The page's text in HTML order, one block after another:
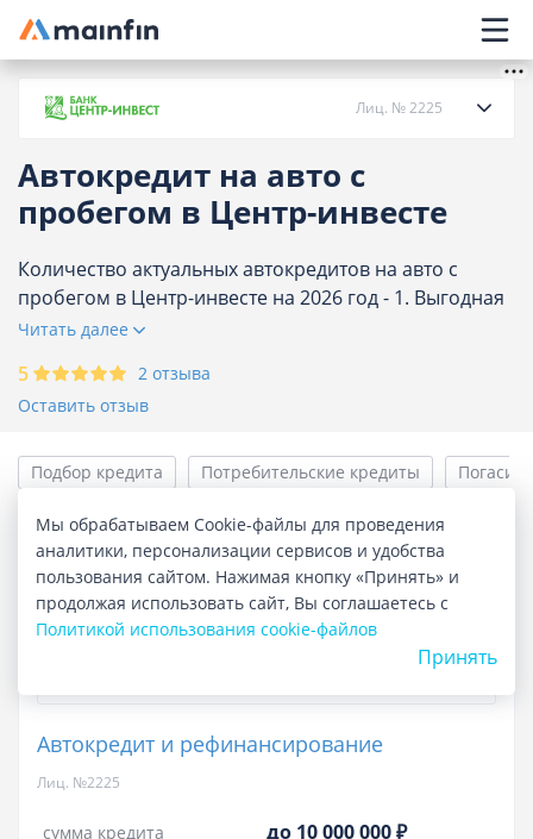
Главное меню
Автокредит на авто с
пробегом в Центр-инвесте
Количество актуальных автокредитов на авто с
пробегом в Центр-инвесте на 2026 год - 1. Выгодная
процентная ставка. Срок кредитования до 84
для выбора подходящего кредита на подержанный
автомобиль и оставьте онлайн заявку.
Читать далее
Лиц. № 2225
О банке
Кредиты
Карты
Вклады
Отделения
Банкоматы
Отзывы
5
2 отзыва
Оставить отзыв
Подбор кредита Потребительские кредиты
Мы подобрали для вас 1 кредит
Обновлено 06.08.2026
Автокредит и рефинансирование
Лиц. №2225
сумма кредита до 10 000 000 ₽
Мы обрабатываем Cookie-файлы для проведения
аналитики, персонализации сервисов и удобства
пользования сайтом. Нажимая кнопку «Принять» и
продолжая использовать сайт, Вы соглашаетесь с
Политикой использования cookie-файлов
Принять